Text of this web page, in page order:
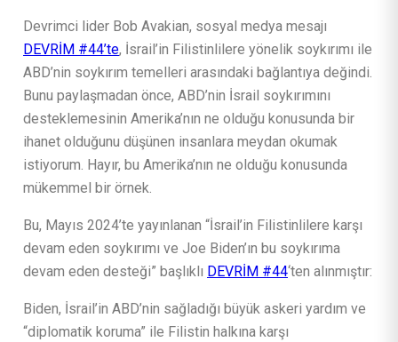
Devrimci lider Bob Avakian, sosyal medya mesajı
DEVRİM #44’te, İsrail’in Filistinlilere yönelik soykırımı ile
ABD’nin soykırım temelleri arasındaki bağlantıya değindi.
Bunu paylaşmadan önce, ABD’nin İsrail soykırımını
desteklemesinin Amerika’nın ne olduğu konusunda bir
ihanet olduğunu düşünen insanlara meydan okumak
istiyorum. Hayır, bu Amerika’nın ne olduğu konusunda
mükemmel bir örnek.
Bu, Mayıs 2024’te yayınlanan “İsrail’in Filistinlilere karşı
devam eden soykırımı ve Joe Biden’ın bu soykırıma
devam eden desteği” başlıklı DEVRİM #44‘ten alınmıştır:
Biden, İsrail’in ABD’nin sağladığı büyük askeri yardım ve
“diplomatik koruma” ile Filistin halkına karşı